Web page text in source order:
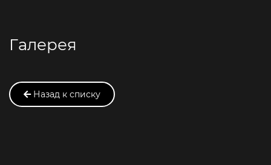
Галерея
Назад к списку